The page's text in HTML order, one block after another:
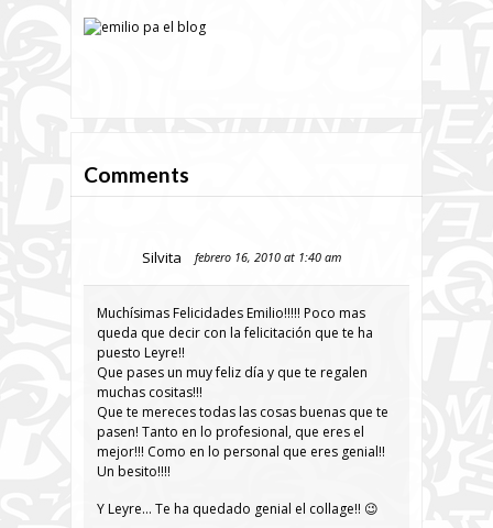
Comments
Silvita febrero 16, 2010 at 1:40 am
Muchísimas Felicidades Emilio!!!!! Poco mas
queda que decir con la felicitación que te ha
puesto Leyre!!
Que pases un muy feliz día y que te regalen
muchas cositas!!!
Que te mereces todas las cosas buenas que te
pasen! Tanto en lo profesional, que eres el
mejor!!! Como en lo personal que eres genial!!
Un besito!!!!
Y Leyre… Te ha quedado genial el collage!! 😉